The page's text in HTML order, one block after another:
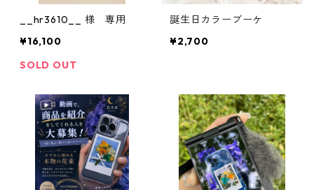
__hr3610__ 様 専用
¥16,100
SOLD OUT
誕生日カラーブーケ
¥2,700